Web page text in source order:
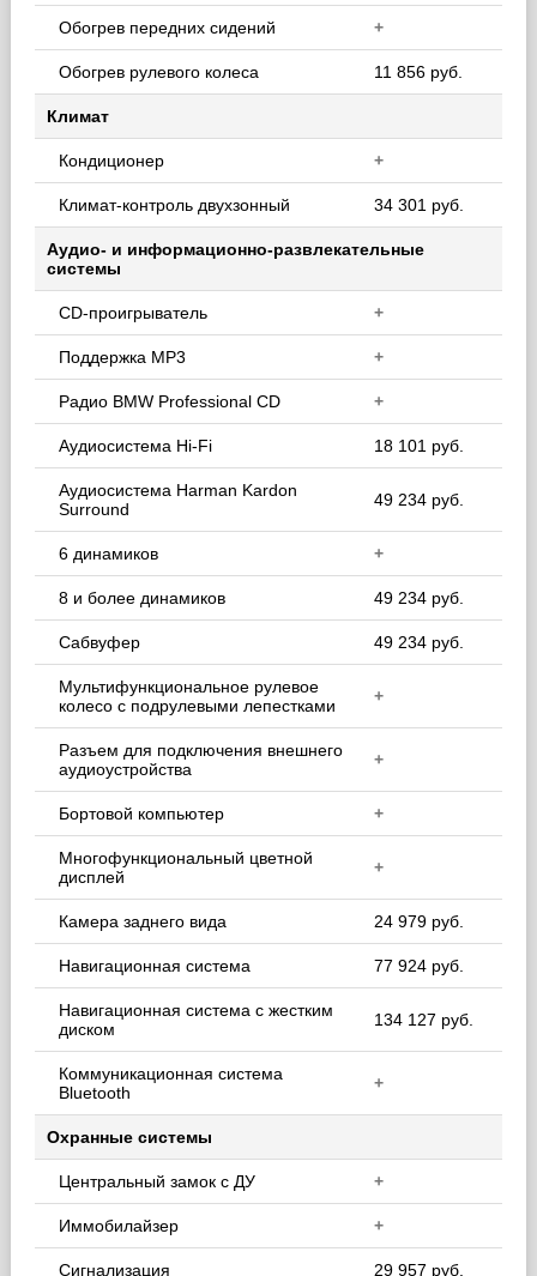
Обогрев передних сидений +
Обогрев рулевого колеса 11 856 руб.
Климат
Кондиционер +
Климат-контроль двухзонный 34 301 руб.
Аудио- и информационно-развлекательные
системы
CD-проигрыватель +
Поддержка MP3 +
Радио BMW Professional CD +
Аудиосистема Hi-Fi 18 101 руб.
Аудиосистема Harman Kardon
Surround
49 234 руб.
6 динамиков +
8 и более динамиков 49 234 руб.
Сабвуфер 49 234 руб.
Мультифункциональное рулевое
колесо с подрулевыми лепестками
+
Разъем для подключения внешнего
аудиоустройства
+
Бортовой компьютер +
Многофункциональный цветной
дисплей
+
Камера заднего вида 24 979 руб.
Навигационная система 77 924 руб.
Навигационная система с жестким
диском
134 127 руб.
Коммуникационная система
Bluetooth
+
Охранные системы
Центральный замок с ДУ +
Иммобилайзер +
Сигнализация 29 957 руб.